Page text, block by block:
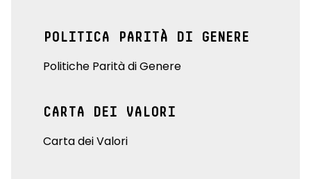
POLITICA PARITÀ DI GENERE
Politiche Parità di Genere
CARTA DEI VALORI
Carta dei Valori